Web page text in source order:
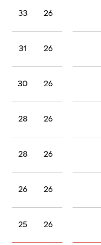
26
33
26
31
26
30
26
28
26
28
26
26
26
25